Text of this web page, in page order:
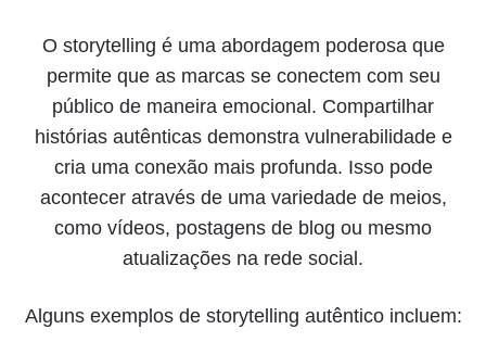
O storytelling é uma abordagem poderosa que
permite que as marcas se conectem com seu
público de maneira emocional. Compartilhar
histórias autênticas demonstra vulnerabilidade e
cria uma conexão mais profunda. Isso pode
acontecer através de uma variedade de meios,
como vídeos, postagens de blog ou mesmo
atualizações na rede social.
Alguns exemplos de storytelling autêntico incluem: